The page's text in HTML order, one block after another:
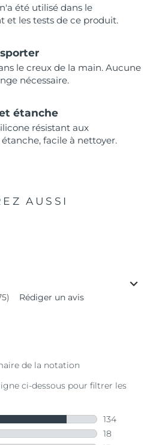
été utilisé dans le
et les tests de ce produit.
le creux de la main. Aucune
nécessaire.
étanche
résistant aux
étanche, facile à nettoyer.
AUSSI
Rédiger un avis